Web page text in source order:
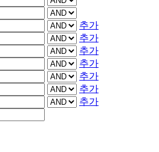
추가
추가
추가
추가
추가
추가
추가